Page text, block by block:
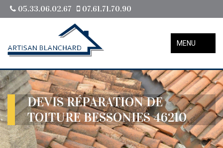
05.33.06.02.67 07.61.71.70.90
MENU
DEVIS RÉPARATION DE
TOITURE BESSONIES 46210